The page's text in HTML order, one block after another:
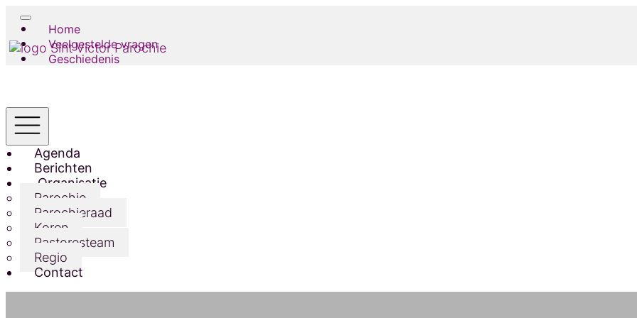
Home
Veelgestelde vragen
Geschiedenis
Agenda
Berichten
Organisatie
Parochie
Parochieraad
Koren
Pastoresteam
Regio
Contact